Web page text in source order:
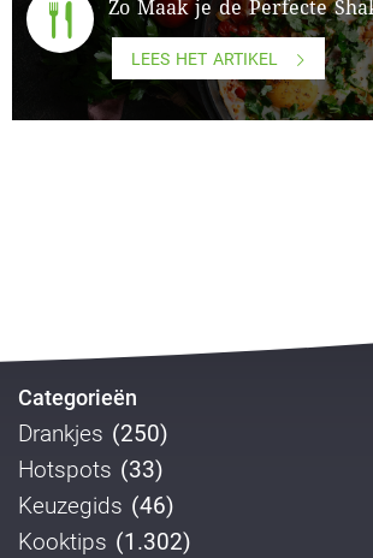
Zo Maak je de Perfecte
LEES HET ARTIKEL
Categorieën
Drankjes (250)
Hotspots (33)
Keuzegids (46)
Kooktips (1.302)